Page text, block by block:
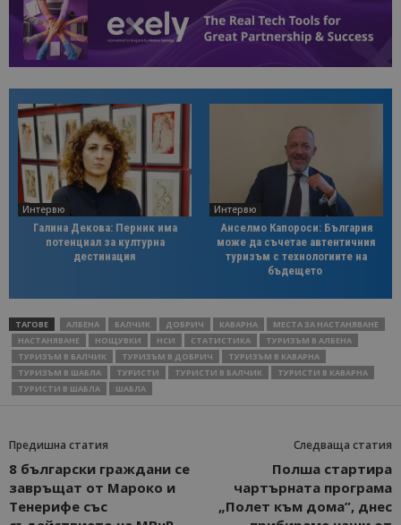
Интервю
Галина Декова: Перник има
потенциал за културна
дестинация
Интервю
Анселмо Капороси: България
може да съчетае автентичния
туризъм с технологиите на
бъдещето
ТАГОВЕ АЛБЕНА БАЛЧИК ДОБРИЧ КАВАРНА
МЕСТА ЗА НАСТАНЯВАНЕ
НАСТАНЯВАНЕ
НОЩУВКИ НСИ СТАТИСТИКА
ТУРИЗЪМ В АЛБЕНА
ТУРИЗЪМ В БАЛЧИК
ТУРИЗЪМ В ДОБРИЧ
ТУРИЗЪМ В КАВАРНА
ТУРИЗЪМ В ШАБЛА
ТУРИСТИ ТУРИСТИ В БАЛЧИК
ТУРИСТИ В КАВАРНА
ТУРИСТИ В ШАБЛА
ШАБЛА
Предишна статия
8 български граждани се
завръщат от Мароко и
Тенерифе със
Следваща статия
Полша стартира
чартърната програма
„Полет към дома”, днес